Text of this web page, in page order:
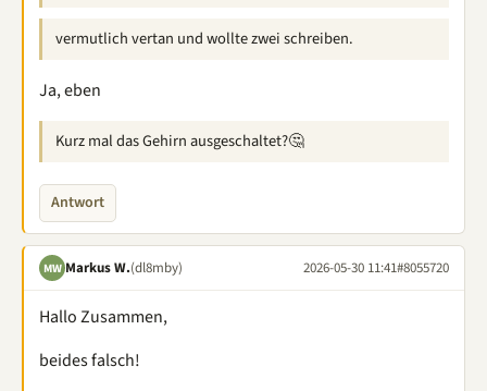
vermutlich vertan und wollte zwei schreiben.
Ja, eben
Kurz mal das Gehirn ausgeschaltet?🤔
Antwort
MW Markus W.(dl8mby) 2026-05-30 11:41#8055720
Hallo Zusammen,
beides falsch!